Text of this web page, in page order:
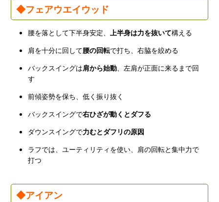
◆フェアウエイウッド
腰を落として下半身安定、 上半身は力を抜いて構える
肩を十分に回して腰の回転で打ち、右脇を絞める
バックスイングは肩から始動 、左肩が正面に来るまで回
す
前傾姿勢を保ち、低く振り抜く
バックスイングで右ひざが動くとダフる
ダウンスイングで力むとダフリの原因
ラフでは、ユーティリティを使い、肩の回転と集中力で
打つ
◆アイアン